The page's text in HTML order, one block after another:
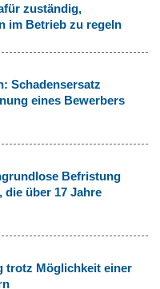
zuständig,
im Betrieb zu regeln
Schadensersatz
eines Bewerbers
Befristung
über 17 Jahre
trotz Möglichkeit einer